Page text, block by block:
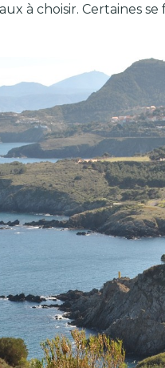
à choisir. Certaines